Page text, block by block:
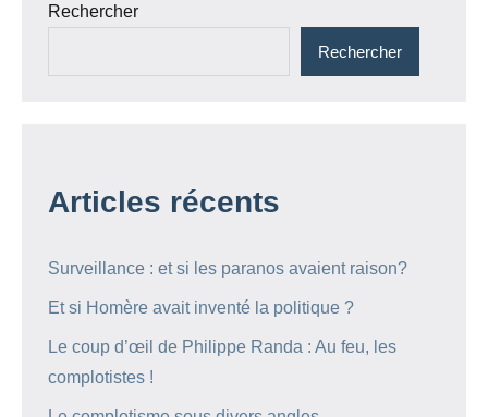
Rechercher
Rechercher
Articles récents
Surveillance : et si les paranos avaient raison?
Et si Homère avait inventé la politique ?
Le coup d’œil de Philippe Randa : Au feu, les
complotistes !